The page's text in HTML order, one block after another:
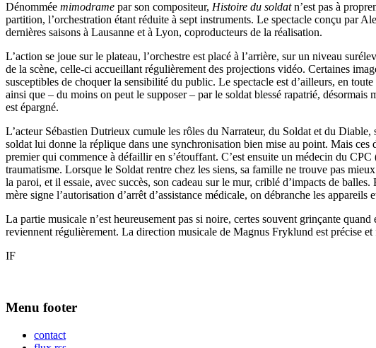
Dénommée mimodrame par son compositeur, Histoire du soldatn’est pas à
partition, l’orchestration étant réduite à sept instruments. Le spectacle conçu par
dernières saisons à Lausanne et à Lyon, coproducteurs de la réalisation.
L’action se joue sur le plateau, l’orchestre est placé à l’arrière, sur un niveau
de la scène, celle-ci accueillant régulièrement des projections vidéo. Certaines
susceptibles de choquer la sensibilité du public. Le spectacle est d’ailleurs, en
ainsi que – du moins on peut le supposer – par le soldat blessé rapatrié,
est épargné.
L’acteur Sébastien Dutrieux cumule les rôles du Narrateur, du Soldat et du
soldat lui donne la réplique dans une synchronisation bien mise au point. Mais ces
premier qui commence à défaillir en s’étouffant. C’est ensuite un médecin du
traumatisme. Lorsque le Soldat rentre chez les siens, sa famille ne trouve pas
la paroi, et il essaie, avec succès, son cadeau sur le mur, criblé d’impacts de
mère signe l’autorisation d’arrêt d’assistance médicale, on débranche les
La partie musicale n’est heureusement pas si noire, certes souvent grinçante
reviennent régulièrement. La direction musicale de Magnus Fryklund est précise
IF
Menu footer
contact